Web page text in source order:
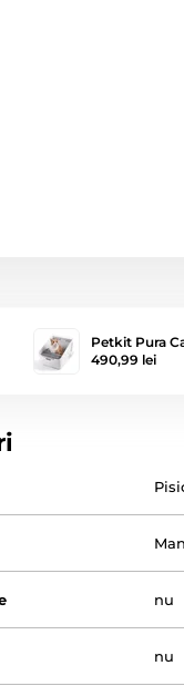
Petkit Pura
490,99 lei
nu
nu